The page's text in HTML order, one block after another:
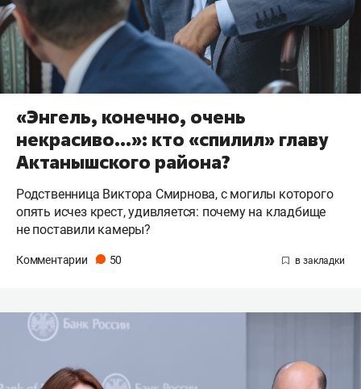
«Энгель, конечно, очень
некрасиво…»: кто «спилил» главу
Актанышского района?
Родственница Виктора Смирнова, с могилы которого
опять исчез крест, удивляется: почему на кладбище
не поставили камеры?
Комментарии 50